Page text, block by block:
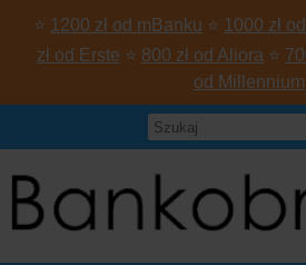
⭐ 1200 zł od mBanku ⭐ 1000 zł
zł od Erste ⭐ 800 zł od Aliora ⭐
od Millennium